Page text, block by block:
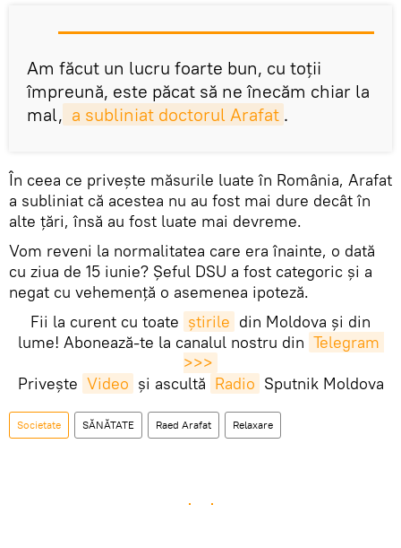
Am făcut un lucru foarte bun, cu toții
împreună, este păcat să ne înecăm chiar la
mal, a subliniat doctorul Arafat .
În ceea ce privește măsurile luate în România, Arafat
a subliniat că acestea nu au fost mai dure decât în
alte țări, însă au fost luate mai devreme.
Vom reveni la normalitatea care era înainte, o dată
cu ziua de 15 iunie? Șeful DSU a fost categoric și a
negat cu vehemență o asemenea ipoteză.
Fii la curent cu toate știrile din Moldova și din
lume! Abonează-te la canalul nostru din Telegram
>>>
Privește Video și ascultă Radio Sputnik Moldova
Societate SĂNĂTATE Raed Arafat Relaxare